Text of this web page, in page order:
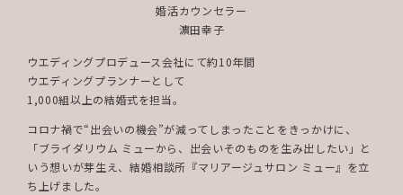
婚活カウンセラー
濵田幸子
ウエディングプロデュース会社にて約10年間
ウエディングプランナーとして
1,000組以上の結婚式を担当。
コロナ禍で“出会いの機会”が減ってしまったことをきっかけに、
「ブライダリウム ミューから、出会いそのものを生み出したい」と
いう想いが芽生え、結婚相談所『マリアージュサロン ミュー』を立
ち上げました。